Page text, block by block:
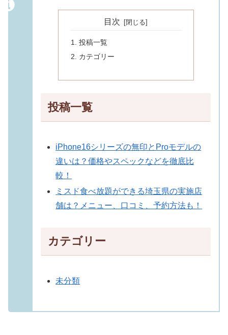
目次
投稿一覧
カテゴリー
投稿一覧
iPhone16シリーズの無印とProモデルの
違いは？価格やスペックなどを徹底比
較！
ミスド食べ放題ができる埼玉県の実施店
舗は？メニュー、口コミ、予約方法も！
カテゴリー
未分類